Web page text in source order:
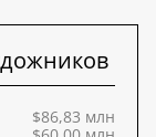
$86,83 млн